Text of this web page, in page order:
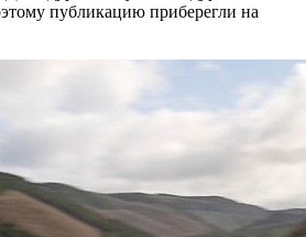
публикацию приберегли на